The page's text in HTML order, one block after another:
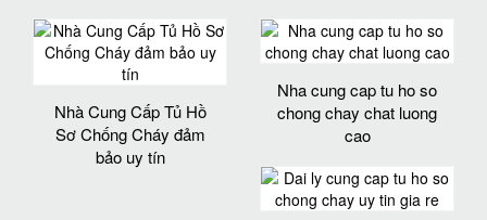
Nhà Cung Cấp Tủ Hồ
Sơ Chống Cháy đảm
bảo uy tín
Nha cung cap tu ho so
chong chay chat luong
cao